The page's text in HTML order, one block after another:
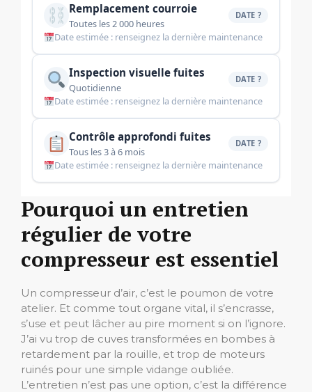
Remplacement courroie
Toutes les 2 000 heures
DATE ?
Date estimée : renseignez la dernière maintenance
Inspection visuelle fuites
Quotidienne
DATE ?
Date estimée : renseignez la dernière maintenance
Contrôle approfondi fuites
Tous les 3 à 6 mois
DATE ?
Date estimée : renseignez la dernière maintenance
Pourquoi un entretien
régulier de votre
compresseur est essentiel
Un compresseur d’air, c’est le poumon de votre
atelier. Et comme tout organe vital, il s’encrasse,
s’use et peut lâcher au pire moment si on l’ignore.
J’ai vu trop de cuves transformées en bombes à
retardement par la rouille, et trop de moteurs
ruinés pour une simple vidange oubliée.
L’entretien n’est pas une option, c’est la différence